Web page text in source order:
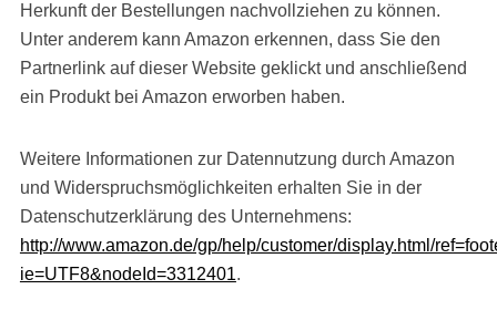
Herkunft der Bestellungen nachvollziehen zu können.
Unter anderem kann Amazon erkennen, dass Sie den
Partnerlink auf dieser Website geklickt und anschließend
ein Produkt bei Amazon erworben haben.
Weitere Informationen zur Datennutzung durch Amazon
und Widerspruchsmöglichkeiten erhalten Sie in der
Datenschutzerklärung des Unternehmens:
http://www.amazon.de/gp/help/customer/display.html/
ie=UTF8&nodeId=3312401.